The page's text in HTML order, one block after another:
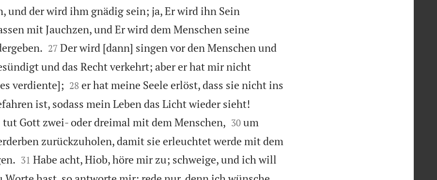
und der wird ihm gnädig sein; ja, Er wird ihn Sein
mit Jauchzen, und Er wird dem Menschen seine

27 Der wird [dann] singen vor den Menschen und
und das Recht verkehrt; aber er hat mir nicht
verdiente];
28 er hat meine Seele erlöst, dass sie nicht ins
ist, sodass mein Leben das Licht wieder sieht!
tut Gott zwei- oder dreimal mit dem Menschen,
30 um
zurückzuholen, damit sie erleuchtet werde mit dem

31 Habe acht, Hiob, höre mir zu; schweige, und ich will